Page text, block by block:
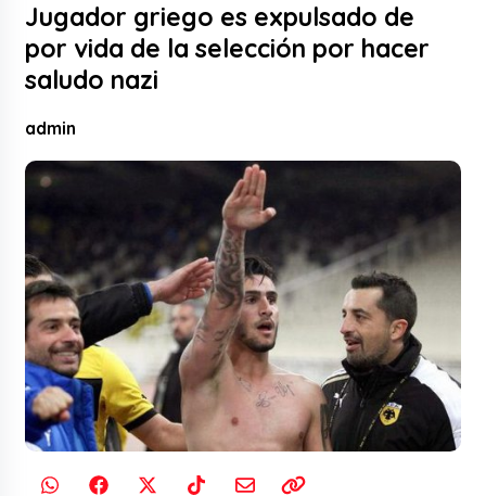
Jugador griego es expulsado de
por vida de la selección por hacer
saludo nazi
admin